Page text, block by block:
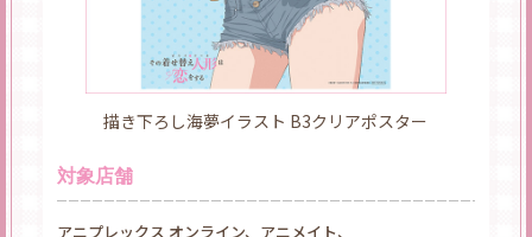
描き下ろし海夢イラスト B3クリアポスター
対象店舗
アニプレックス オンライン、アニメイト、